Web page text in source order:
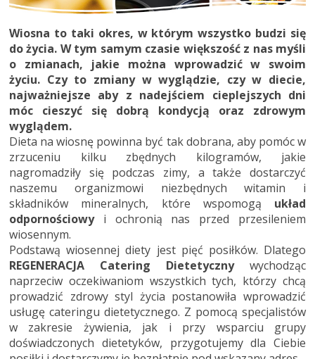
Wiosna to taki okres, w którym wszystko budzi się
do życia. W tym samym czasie większość z nas myśli
o zmianach, jakie można wprowadzić w swoim
życiu. Czy to zmiany w wyglądzie, czy w diecie,
najważniejsze aby z nadejściem cieplejszych dni
móc cieszyć się dobrą kondycją oraz zdrowym
wyglądem.
Dieta na wiosnę powinna być tak dobrana, aby pomóc w
zrzuceniu kilku zbędnych kilogramów, jakie
nagromadziły się podczas zimy, a także dostarczyć
naszemu organizmowi niezbędnych witamin i
składników mineralnych, które wspomogą układ
odpornościowyi ochronią nas przed przesileniem
wiosennym.
Podstawą wiosennej diety jest pięć posiłków. Dlatego
REGENERACJA Catering Dietetycznywychodząc
naprzeciw oczekiwaniom wszystkich tych, którzy chcą
prowadzić zdrowy styl życia postanowiła wprowadzić
usługę cateringu dietetycznego. Z pomocą specjalistów
w zakresie żywienia, jak i przy wsparciu grupy
doświadczonych dietetyków, przygotujemy dla Ciebie